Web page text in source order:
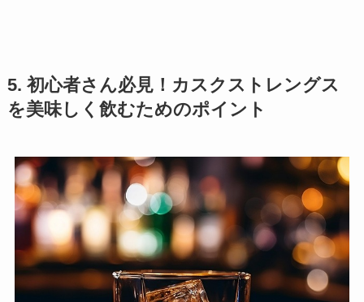
5. 初心者さん必見！カスクストレングス
を美味しく飲むためのポイント